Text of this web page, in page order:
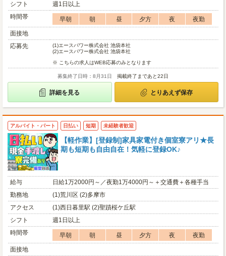
シフト
週1日以上
時間帯
早朝 朝 昼 夕方 夜
夜勤
面接地
応募先
(1)エースパワー株式会社 池袋本社
(2)エースパワー株式会社 池袋本社
※ こちらの求人はWEB応募のみとなります
募集終了日時：8月31日 掲載終了まであと22日
詳細を見る とりあえず保存
アルバイト・パート 日払い 短期 未経験者歓迎
【軽作業】[登録制]家具家電付き個室寮アリ★長
期も短期も自由自在！気軽に登録OK♪
給与
日給1万2000円～／夜勤1万4000円～＋交通費＋各種手当
勤務地
(1)荒川区 (2)多摩市
アクセス
(1)西日暮里駅 (2)聖蹟桜ケ丘駅
シフト
週1日以上
時間帯
早朝 朝 昼 夕方 夜
夜勤
面接地